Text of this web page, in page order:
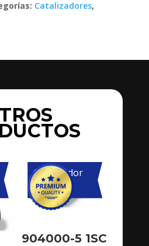
Catalizadores,
Catalizador
Primario
904000-5 1SC